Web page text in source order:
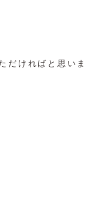
だければと思いま